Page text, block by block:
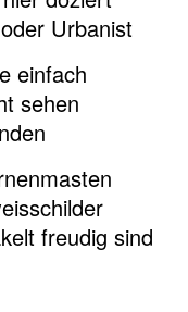
Urbanist
einfach
sehen
freudig sind